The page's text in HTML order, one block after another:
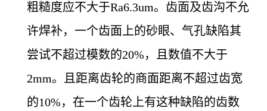
粗糙度应不大于Ra6.3um。齿面及齿沟不允
许焊补，一个齿面上的砂眼、气孔缺陷其
尝试不超过模数的20%，且数值不大于
2mm。且距离齿轮的商面距离不超过齿宽
的10%，在一个齿轮上有这种缺陷的齿数